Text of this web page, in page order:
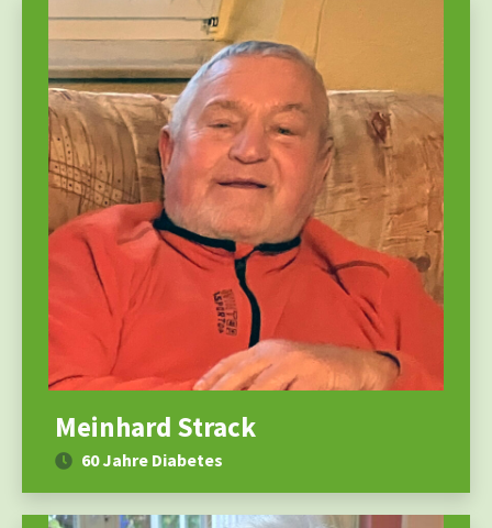
Meinhard Strack
60 Jahre Diabetes